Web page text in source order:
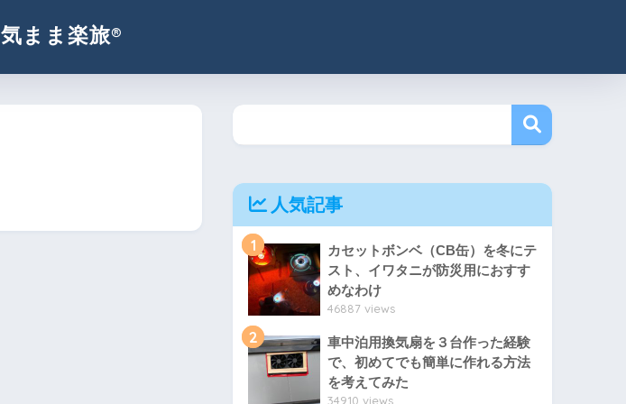
気まま楽旅®︎
人気記事
1
カセットボンベ（CB缶）を冬にテ
スト、イワタニが防災用におすす
めなわけ
46887 views
2
車中泊用換気扇を３台作った経験
で、初めてでも簡単に作れる方法
を考えてみた
34910 views